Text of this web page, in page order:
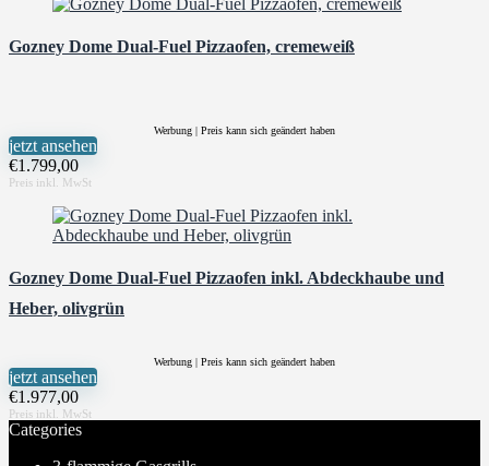
Gozney Dome Dual-Fuel Pizzaofen, cremeweiß
Werbung | Preis kann sich geändert haben
jetzt ansehen
€1.799,00
Gozney Dome Dual-Fuel Pizzaofen inkl. Abdeckhaube und
Heber, olivgrün
Werbung | Preis kann sich geändert haben
jetzt ansehen
€1.977,00
Categories